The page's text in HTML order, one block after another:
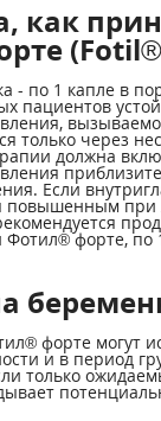
как
- по 1 капле в
пациентов
только через
должна
Если
повышенным
форте, по
форте могут
и в период
только